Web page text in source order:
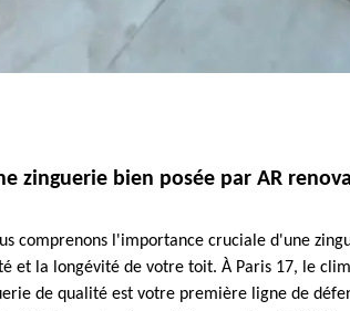
zinguerie bien posée par AR
comprenons l'importance cruciale d'une
et la longévité de votre toit. À Paris 17, le
de qualité est votre première ligne de